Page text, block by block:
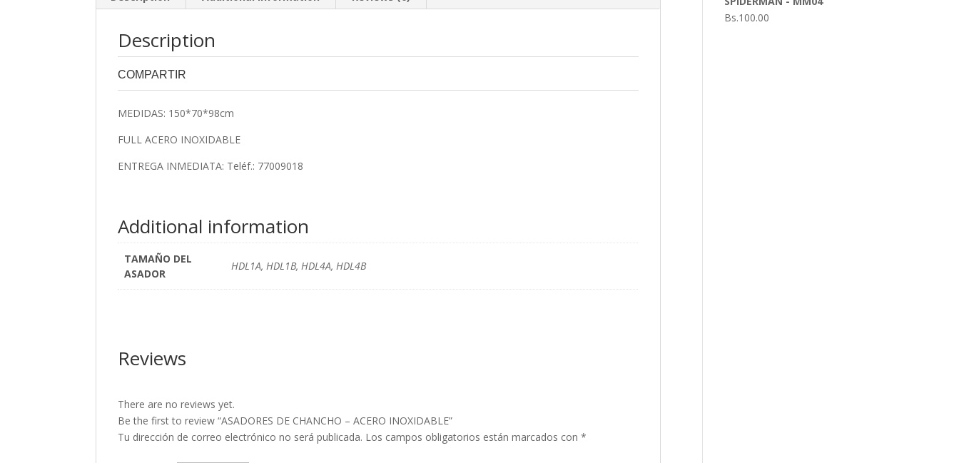
Description
COMPARTIR
MEDIDAS: 150*70*98cm
FULL ACERO INOXIDABLE
ENTREGA INMEDIATA: Teléf.: 77009018
Additional information
TAMAÑO DEL
ASADOR
HDL1A, HDL1B, HDL4A, HDL4B
Reviews
There are no reviews yet.
Be the first to review “ASADORES DE CHANCHO – ACERO INOXIDABLE”
Tu dirección de correo electrónico no será publicada. Los campos obligatorios están marcados con*
Bs.100.00